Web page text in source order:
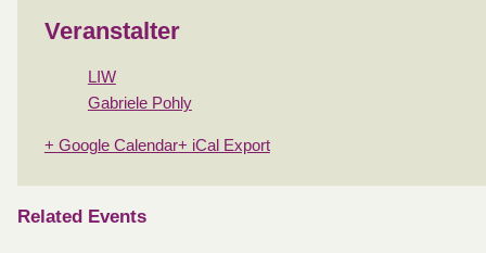
Veranstalter
LIW
Gabriele Pohly
+ Google Calendar+ iCal Export
Related Events